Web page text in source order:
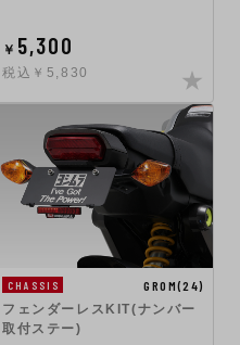
￥ 5,300
税込￥5,830
CHASSIS
GROM(24)
フェンダーレスKIT(ナンバー
取付ステー)